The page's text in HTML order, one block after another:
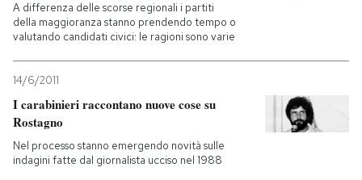
A differenza delle scorse regionali i partiti
della maggioranza stanno prendendo tempo o
valutando candidati civici: le ragioni sono varie
14/6/2011
I carabinieri raccontano nuove cose su
Rostagno
Nel processo stanno emergendo novità sulle
indagini fatte dal giornalista ucciso nel 1988